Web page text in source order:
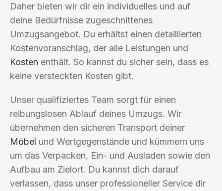
Daher bieten wir dir ein individuelles und auf
deine Bedürfnisse zugeschnittenes
Umzugsangebot. Du erhältst einen detaillierten
Kostenvoranschlag, der alle Leistungen und
Kosten enthält. So kannst du sicher sein, dass es
keine versteckten Kosten gibt.
Unser qualifiziertes Team sorgt für einen
reibungslosen Ablauf deines Umzugs. Wir
übernehmen den sicheren Transport deiner
Möbel und Wertgegenstände und kümmern uns
um das Verpacken, Ein- und Ausladen sowie den
Aufbau am Zielort. Du kannst dich darauf
verlassen, dass unser professioneller Service dir